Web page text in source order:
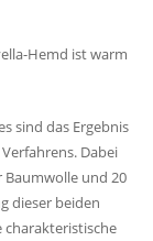
Hemd ist warm
sind das Ergebnis
Dabei
Baumwolle und 20
dieser beiden
charakteristische